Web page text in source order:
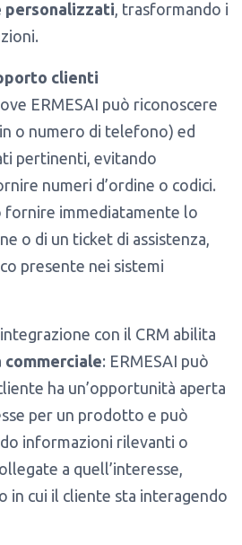
personalizzati, trasformando i
clienti
ERMESAI può riconoscere
o numero di telefono) ed
pertinenti, evitando
numeri d’ordine o codici.
fornire immediatamente lo
o di un ticket di assistenza,
presente nei sistemi
con il CRM abilita
: ERMESAI può
ha un’opportunità aperta
per un prodotto e può
informazioni rilevanti o
a quell’interesse,
in cui il cliente sta interagendo